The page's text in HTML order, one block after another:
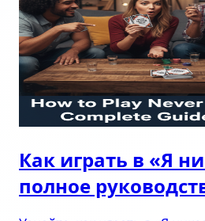
Как играть в «Я
полное